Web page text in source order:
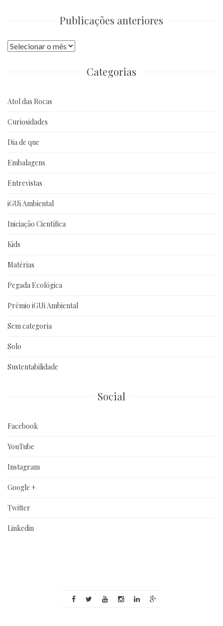
Publicações anteriores
Publicações
Categorias
Atol das Rocas
Curiosidades
Dia de que
Embalagens
Entrevistas
iGUi Ambiental
Iniciação Científica
Kids
Matérias
Pegada Ecológica
Prêmio iGUi Ambiental
Sem categoria
Solo
Sustentabilidade
Social
Facebook
YouTube
Instagram
Google +
Twitter
Linkedin